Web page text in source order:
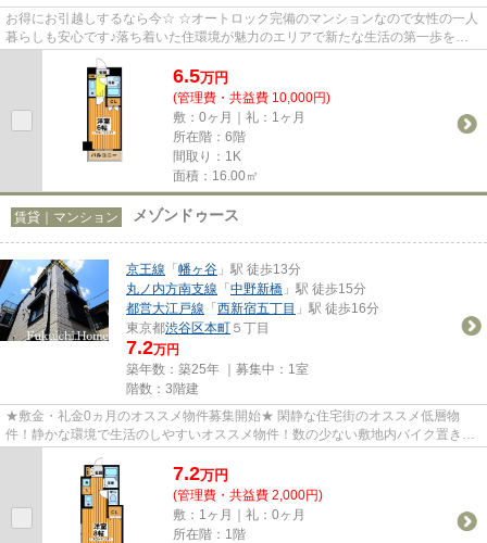
お得にお引越しするなら今☆ ☆オートロック完備のマンションなので女性の一人
暮らしも安心です♪落ち着いた住環境が魅力のエリアで新たな生活の第一歩を
(^_-)-☆
6.5万円
(管理費・共益費 10,000円)
敷：0ヶ月｜礼：1ヶ月
所在階：6階
間取り：1K
面積：16.00㎡
賃貸｜マンション メゾンドゥース
京王線 「幡ヶ谷 」駅 徒歩13分
丸ノ内方南支線 「中野新橋 」駅 徒歩15分
都営大江戸線 「西新宿五丁目 」駅 徒歩16分
東京都渋谷区本町 ５丁目
7.2万円
築年数：築25年 ｜募集中： 1室
階数：3階建
★敷金・礼金0ヵ月のオススメ物件募集開始★ 閑静な住宅街のオススメ低層物
件！静かな環境で生活のしやすいオススメ物件！数の少ない敷地内バイク置き場
があるのもオススメのポイント！...
7.2万円
(管理費・共益費 2,000円)
敷：1ヶ月｜礼：0ヶ月
所在階：1階